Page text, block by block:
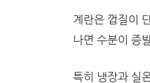
계란은 껍질이
나면 수분이 증
특히 냉장과 실